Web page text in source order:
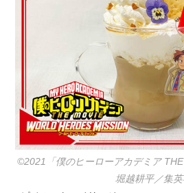
©2021「僕のヒーローアカデミア
堀越耕平／集